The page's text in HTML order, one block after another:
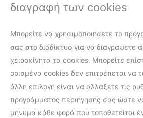
διαγραφή των cookies
Μπορείτε να χρησιμοποιήσετε το
σας στο διαδίκτυο για να διαγράψετε
χειροκίνητα τα cookies. Μπορείτε
ορισμένα cookies δεν επιτρέπεται να
άλλη επιλογή είναι να αλλάξετε τις
προγράμματος περιήγησής σας ώστε
μήνυμα κάθε φορά που τοποθετείται